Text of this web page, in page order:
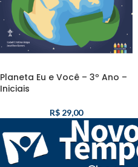
Planeta Eu e Você – 3º Ano –
Iniciais
R$ 29,00